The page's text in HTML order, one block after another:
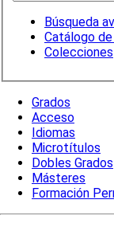
Búsqueda
Catálogo
Colecciones
Grados
Acceso
Idiomas
Microtítulos
Dobles Grados
Másteres
Formación